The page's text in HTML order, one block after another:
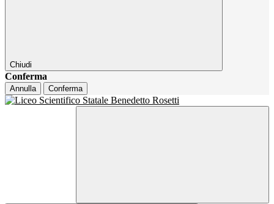
Chiudi
Conferma
Annulla Conferma